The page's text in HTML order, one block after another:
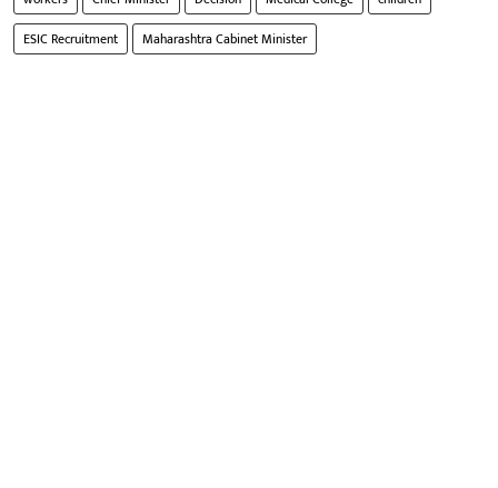
ESIC Recruitment
Maharashtra Cabinet Minister